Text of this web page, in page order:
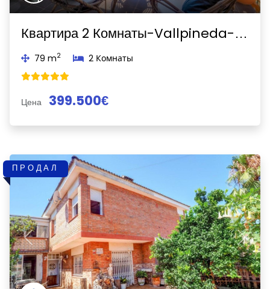
Квартира 2 Комнаты-Vallpineda-Sant Pere de Ribes
79 m2 2 Комнаты
Цена 399.500€
ПРОДАЛ
Previous Next